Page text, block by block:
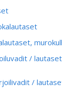
/
/